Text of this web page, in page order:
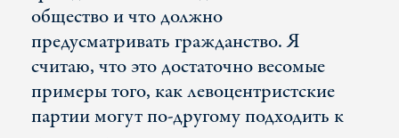
общество и что должно
предусматривать гражданство. Я
считаю, что это достаточно весомые
примеры того, как левоцентристские
партии могут по-другому подходить к